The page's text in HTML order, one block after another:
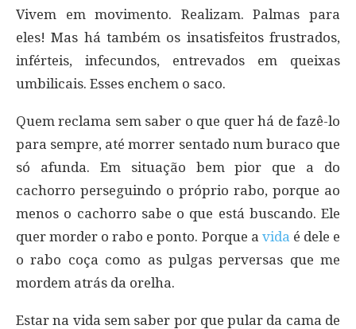
Vivem em movimento. Realizam. Palmas para
eles! Mas há também os insatisfeitos frustrados,
inférteis, infecundos, entrevados em queixas
umbilicais. Esses enchem o saco.
Quem reclama sem saber o que quer há de fazê-lo
para sempre, até morrer sentado num buraco que
só afunda. Em situação bem pior que a do
cachorro perseguindo o próprio rabo, porque ao
menos o cachorro sabe o que está buscando. Ele
quer morder o rabo e ponto. Porque a vida é dele e
o rabo coça como as pulgas perversas que me
mordem atrás da orelha.
Estar na vida sem saber por que pular da cama de